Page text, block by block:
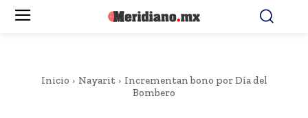
Inicio Nayarit
Incrementan bono por Día del
Bombero